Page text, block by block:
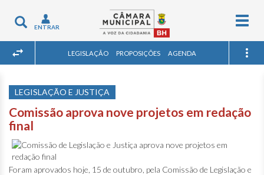
Toggle
navigation
ENTRAR
LEGISLAÇÃO PROPOSIÇÕES AGENDA
LEGISLAÇÃO E JUSTIÇA
Comissão aprova nove projetos em redação
final
Foram aprovados hoje, 15 de outubro, pela Comissão de Legislação e